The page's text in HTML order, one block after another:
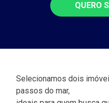
QUERO
Selecionamos dois
passos do mar,